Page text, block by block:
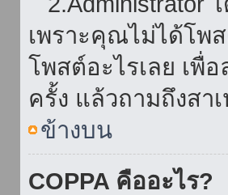
เพราะคุณไม่ได้โพ
โพสต์อะไรเลย เ
ครั้ง แล้วถามถึงสา
ข้างบน
COPPA คืออะไร?